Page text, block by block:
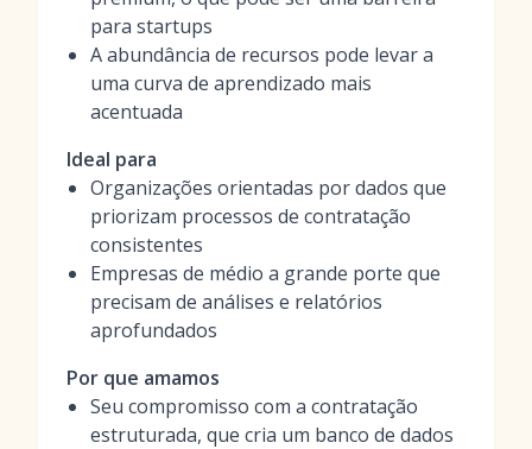
para startups
A abundância de recursos pode levar a
uma curva de aprendizado mais
acentuada
Ideal para
Organizações orientadas por dados que
priorizam processos de contratação
consistentes
Empresas de médio a grande porte que
precisam de análises e relatórios
aprofundados
Por que amamos
Seu compromisso com a contratação
estruturada, que cria um banco de dados